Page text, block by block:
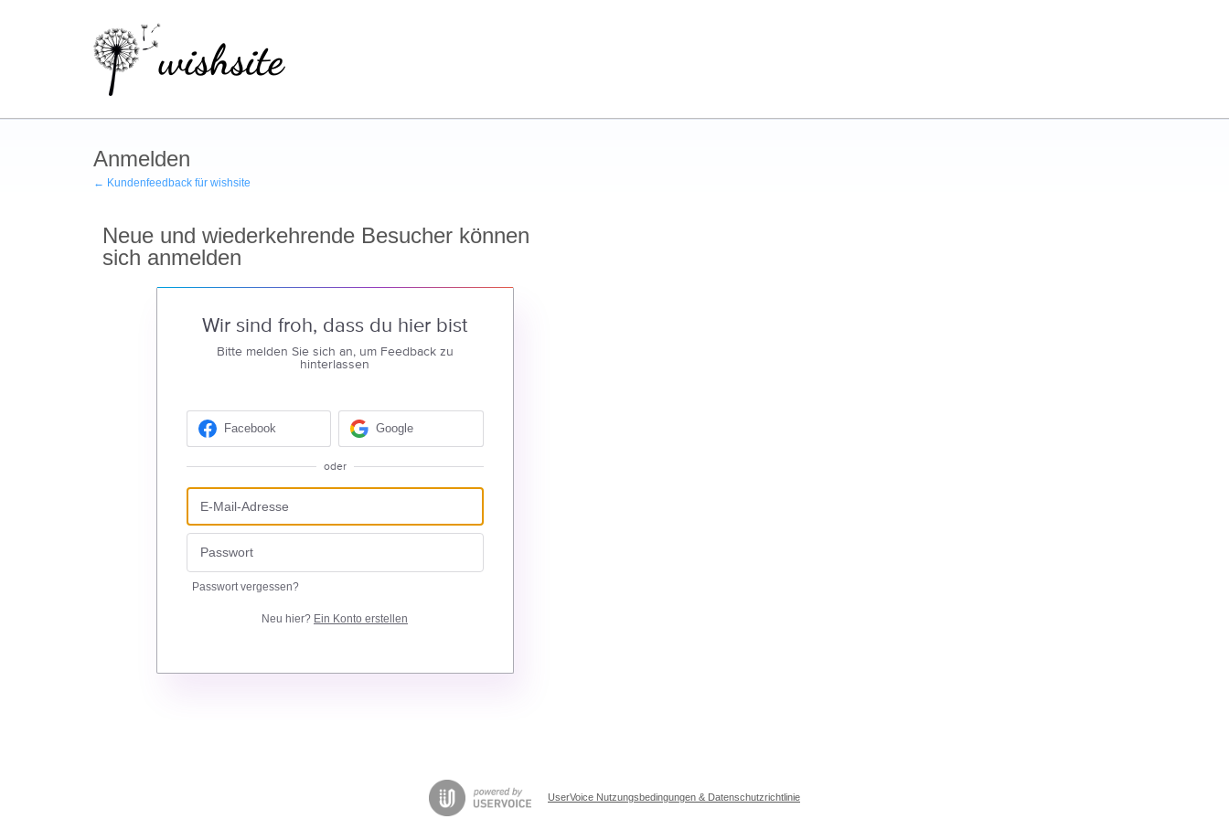
Anmelden
← Kundenfeedback für wishsite
Neue und wiederkehrende Besucher können
sich anmelden
Wir sind froh, dass du hier bist
Bitte melden Sie sich an, um Feedback zu
hinterlassen
Facebook Google
oder
Passwort vergessen?
Neu hier? Ein Konto erstellen
UserVoice Nutzungsbedingungen & Datenschutzrichtlinie